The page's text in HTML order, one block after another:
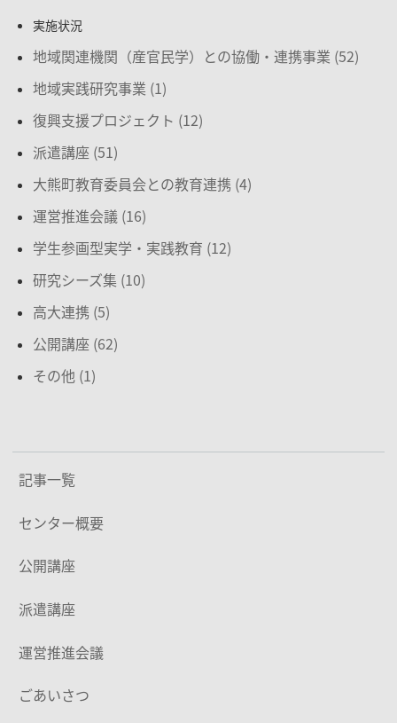
実施状況
地域関連機関（産官民学）との協働・連携事業 (52)
地域実践研究事業 (1)
復興支援プロジェクト (12)
派遣講座 (51)
大熊町教育委員会との教育連携 (4)
運営推進会議 (16)
学生参画型実学・実践教育 (12)
研究シーズ集 (10)
高大連携 (5)
公開講座 (62)
その他 (1)
記事一覧
センター概要
公開講座
派遣講座
運営推進会議
ごあいさつ